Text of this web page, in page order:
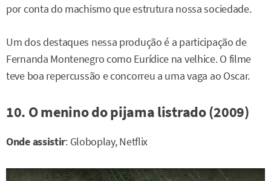
por conta do machismo que estrutura nossa sociedade.
Um dos destaques nessa produção é a participação de
Fernanda Montenegro como Eurídice na velhice. O filme
teve boa repercussão e concorreu a uma vaga ao Oscar.
10. O menino do pijama listrado (2009)
Onde assistir: Globoplay, Netflix